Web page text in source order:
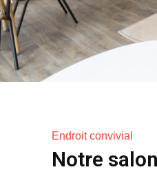
Endroit convivial
Notre